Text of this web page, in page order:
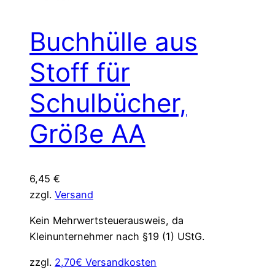
Buchhülle aus
Stoff für
Schulbücher,
Größe AA
6,45 €
zzgl. Versand
Kein Mehrwertsteuerausweis, da
Kleinunternehmer nach §19 (1) UStG.
zzgl. 2,70€ Versandkosten